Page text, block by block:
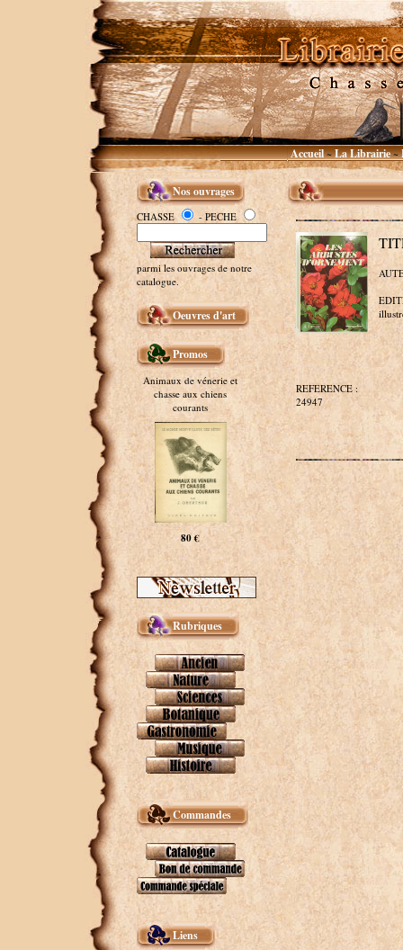
Accueil~La Librairie~
Nos ouvrages
CHASSE - PECHE
parmi les ouvrages de notre
catalogue.
Oeuvres d'art
Promos
Animaux de vénerie et
chasse aux chiens
courants
80 €
Rubriques
Commandes
Liens
REFERENCE :
24947